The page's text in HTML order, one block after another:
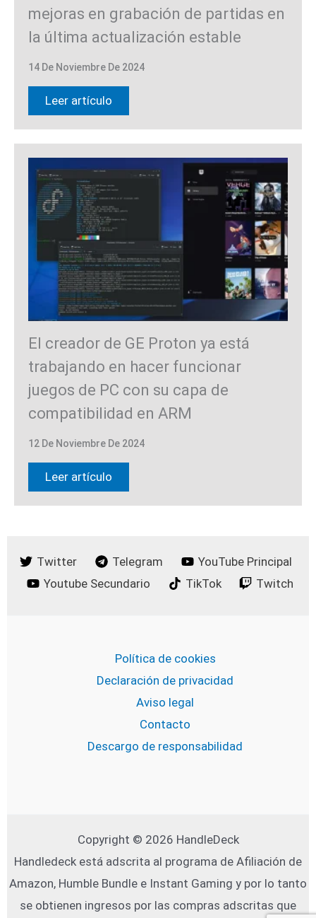
mejoras en grabación de partidas en
la última actualización estable
14 De Noviembre De 2024
Leer artículo
El creador de GE Proton ya está
trabajando en hacer funcionar
juegos de PC con su capa de
compatibilidad en ARM
12 De Noviembre De 2024
Leer artículo
Twitter Telegram
YouTube Principal
Youtube Secundario
TikTok Twitch
Política de cookies
Declaración de privacidad
Aviso legal
Contacto
Descargo de responsabilidad
Copyright © 2026 HandleDeck
Handledeck está adscrita al programa de Afiliación de
Amazon, Humble Bundle e Instant Gaming y por lo tanto
se obtienen ingresos por las compras adscritas que